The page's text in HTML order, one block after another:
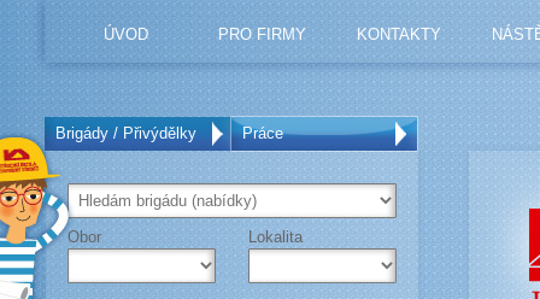
ÚVOD PRO FIRMY KONTAKTY
Brigády / Přivýdělky Práce
Obor Lokalita